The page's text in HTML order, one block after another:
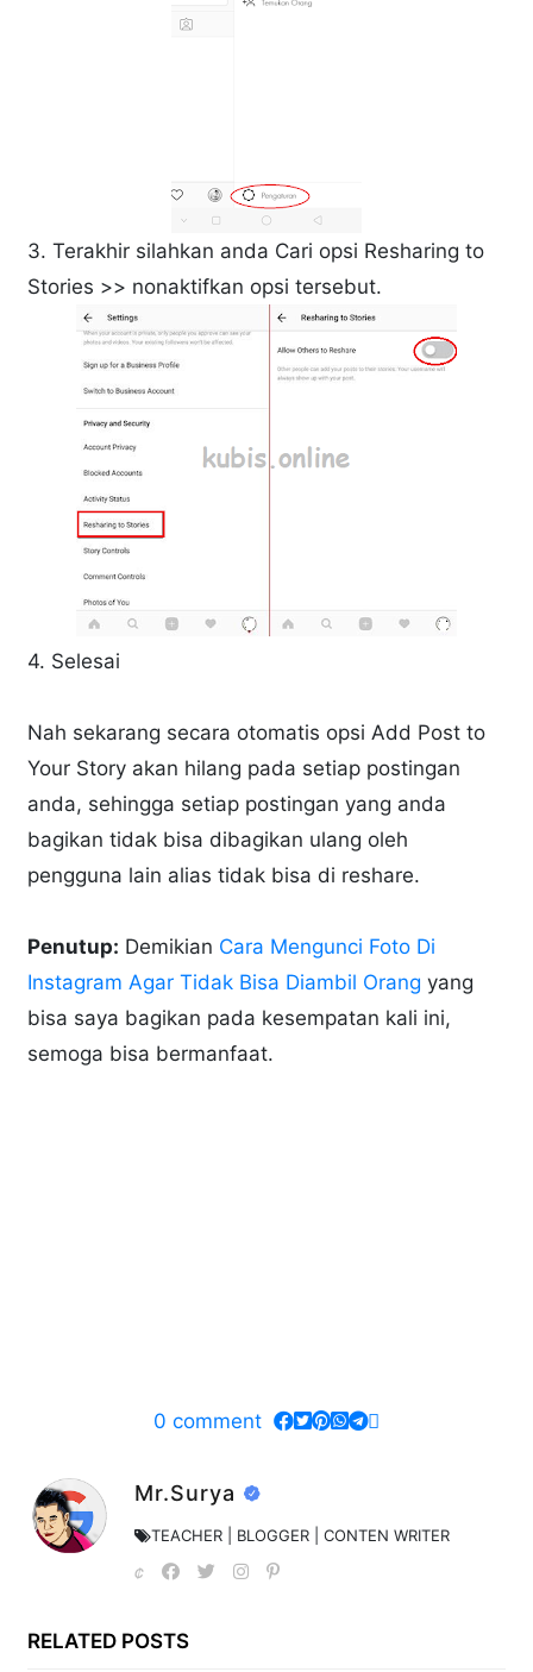
3. Terakhir silahkan anda Cari opsi Resharing to
Stories >> nonaktifkan opsi tersebut.
4. Selesai
Nah sekarang secara otomatis opsi Add Post to
Your Story akan hilang pada setiap postingan
anda, sehingga setiap postingan yang anda
bagikan tidak bisa dibagikan ulang oleh
pengguna lain alias tidak bisa di reshare.
Penutup: Demikian Cara Mengunci Foto Di
Instagram Agar Tidak Bisa Diambil Orangyang
bisa saya bagikan pada kesempatan kali ini,
semoga bisa bermanfaat.
0 comment
Mr.Surya
TEACHER | BLOGGER | CONTEN WRITER
RELATED POSTS